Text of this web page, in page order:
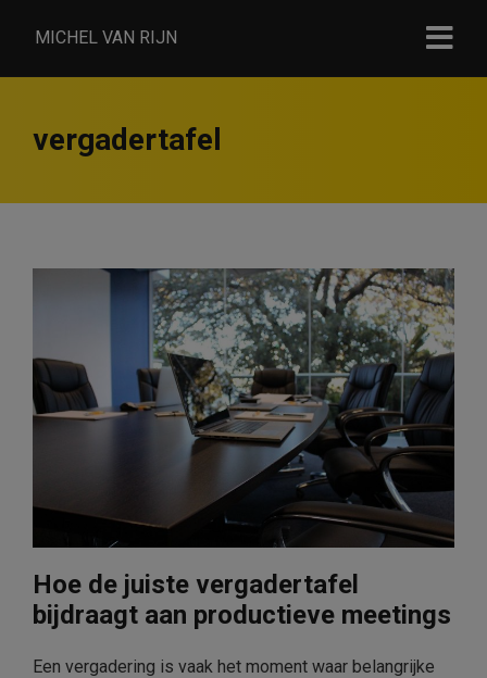
MICHEL VAN RIJN
vergadertafel
Hoe de juiste vergadertafel
bijdraagt aan productieve meetings
Een vergadering is vaak het moment waar belangrijke